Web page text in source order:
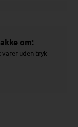
om:
uden tryk